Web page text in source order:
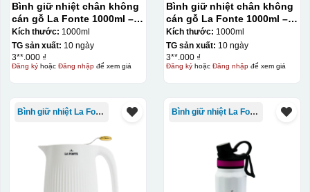
Bình giữ nhiệt chân không
cán gỗ La Fonte 1000ml –
011679
Kích thước: 1000ml
TG sản xuất: 10 ngày
3**.000 ₫
Đăng kýhoặc Đăng nhậpđể xem giá
Bình giữ nhiệt chân không
cán gỗ La Fonte 1000ml –
011679
Kích thước: 1000ml
TG sản xuất: 10 ngày
3**.000 ₫
Đăng kýhoặc Đăng nhậpđể xem giá
Bình giữ nhiệt La Fonte Bình giữ nhiệt La Fonte